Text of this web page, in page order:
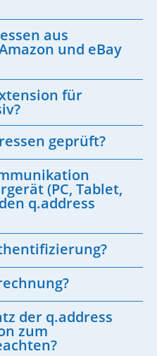
aus
und eBay
für
geprüft?
(PC, Tablet,
q.address
der q.address
zum